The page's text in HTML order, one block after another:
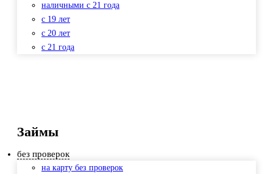
наличными с 21 года
с 19 лет
с 20 лет
с 21 года
Займы
без проверок
на карту без проверок